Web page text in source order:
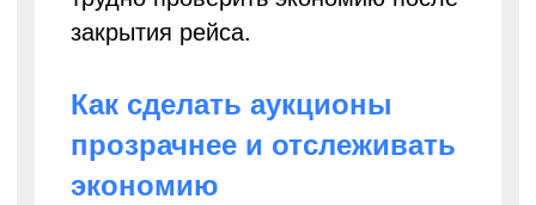
закрытия рейса.
Как сделать аукционы
прозрачнее и отслеживать
экономию